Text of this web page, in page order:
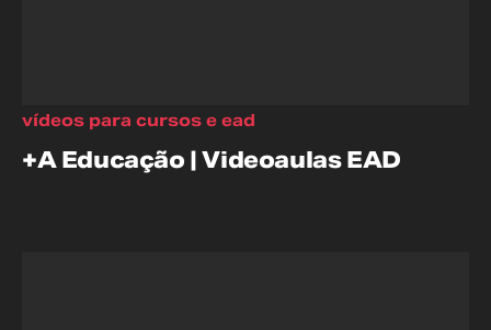
+A Educação | Videoaulas EAD
vídeos para cursos e ead